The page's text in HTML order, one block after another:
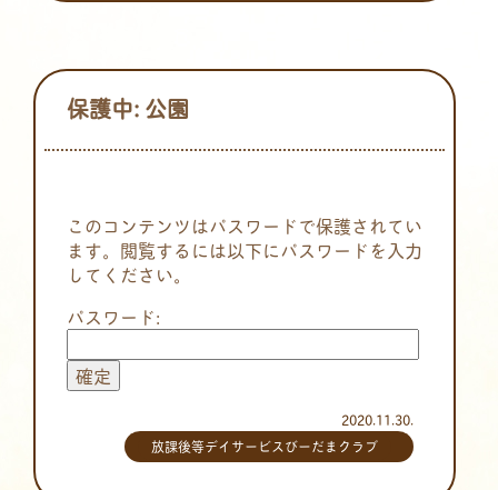
保護中: 公園
このコンテンツはパスワードで保護されてい
ます。閲覧するには以下にパスワードを入力
してください。
パスワード:
2020.11.30.
放課後等デイサービスびーだまクラブ